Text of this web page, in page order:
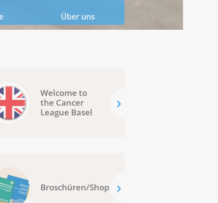
Über uns
Welcome to
the Cancer
League Basel
Broschüren/Shop